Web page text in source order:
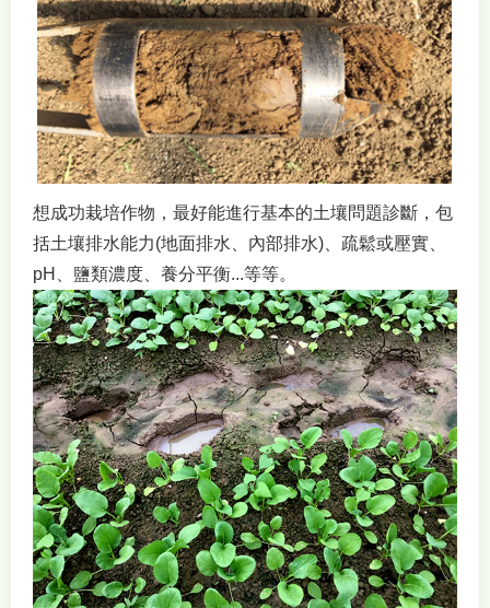
想成功栽培作物，最好能進行基本的土壤問題診斷，包
括土壤排水能力(地面排水、內部排水)、疏鬆或壓實、
pH、鹽類濃度、養分平衡...等等。